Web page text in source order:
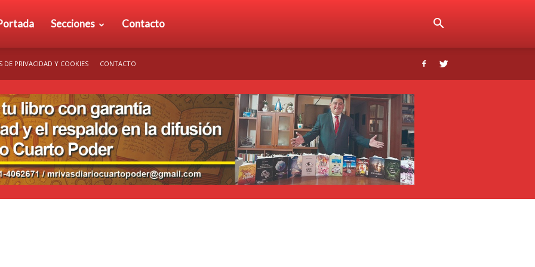
Secciones Contacto
DE PRIVACIDAD Y COOKIES CONTACTO